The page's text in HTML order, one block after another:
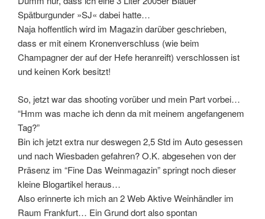
Spätburgunder »SJ« dabei hatte…
Naja hoffentlich wird im Magazin darüber geschrieben,
dass er mit einem Kronenverschluss (wie beim
Champagner der auf der Hefe heranreift) verschlossen ist
und keinen Kork besitzt!
So, jetzt war das shooting vorüber und mein Part vorbei…
“Hmm was mache ich denn da mit meinem angefangenem
Tag?”
Bin ich jetzt extra nur deswegen 2,5 Std im Auto gesessen
und nach Wiesbaden gefahren? O.K. abgesehen von der
Präsenz im “Fine Das Weinmagazin” springt noch dieser
kleine Blogartikel heraus…
Also erinnerte ich mich an 2 Web Aktive Weinhändler im
Raum Frankfurt… Ein Grund dort also spontan